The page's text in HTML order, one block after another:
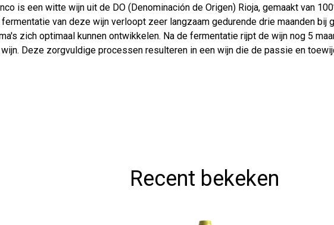
is een witte wijn uit de DO (Denominación de Origen) Rioja, gemaakt van
fermentatie van deze wijn verloopt zeer langzaam gedurende drie maanden bij
zich optimaal kunnen ontwikkelen. Na de fermentatie rijpt de wijn nog 5
Deze zorgvuldige processen resulteren in een wijn die de passie en
Recent bekeken